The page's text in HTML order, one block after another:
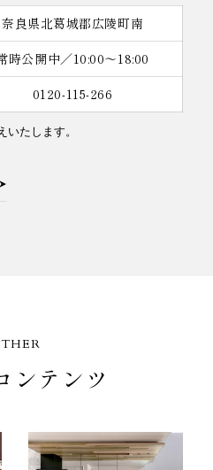
奈良県北葛城郡広陵町南
時公開中／10:00～18:00
0120-115-266
たします。
ンテンツ